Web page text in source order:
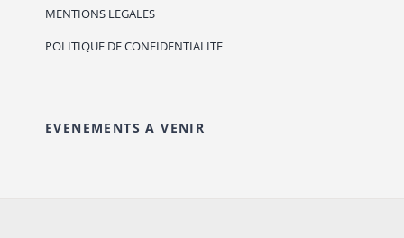
MENTIONS LEGALES
POLITIQUE DE CONFIDENTIALITE
EVENEMENTS A VENIR